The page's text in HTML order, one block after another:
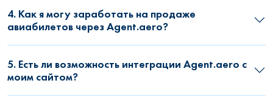
4. Как я могу заработать на продаже
авиабилетов через Agent.aero?
5. Есть ли возможность интеграции Agent.aero с
моим сайтом?